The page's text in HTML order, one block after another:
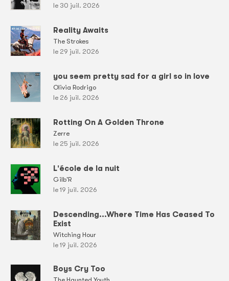
le 30 juil. 2026
Reality Awaits
The Strokes
le 29 juil. 2026
you seem pretty sad for a girl so in love
Olivia Rodrigo
le 26 juil. 2026
Rotting On A Golden Throne
Zerre
le 25 juil. 2026
L'école de la nuit
Gilb'R
le 19 juil. 2026
Descending...Where Time Has Ceased To
Exist
Witching Hour
le 19 juil. 2026
Boys Cry Too